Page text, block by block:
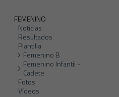
FEMENINO
Noticias
Resultados
Plantilla
Femenino B
Femenino Infantil -
Cadete
Fotos
Vídeos